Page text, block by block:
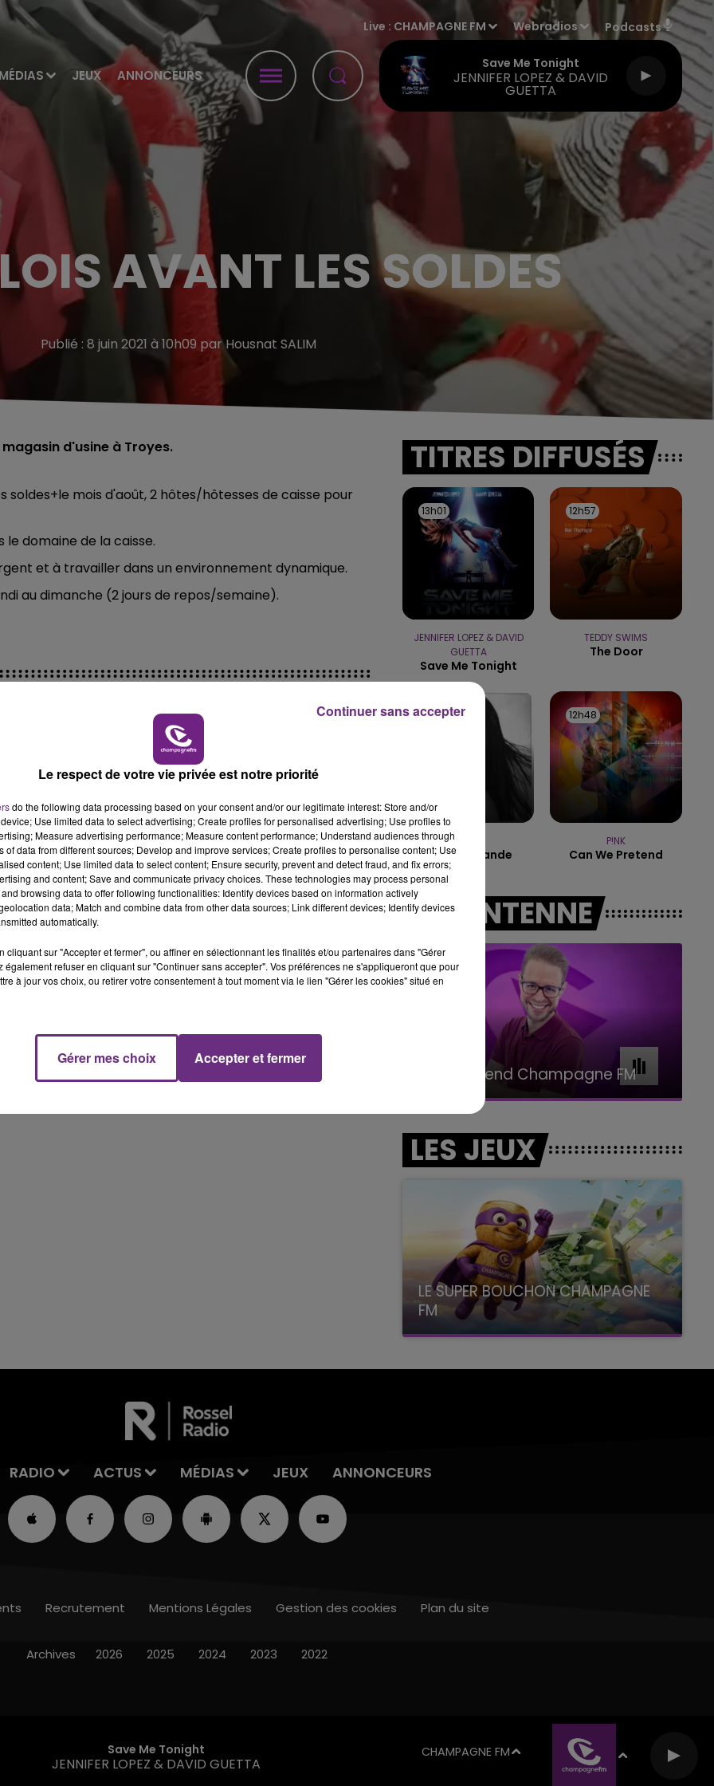
MÉDIAS JEUX ANNONCEURS
Live : CHAMPAGNE FM Webradios Podcasts
Save Me Tonight
JENNIFER LOPEZ & DAVID
GUETTA
16h00 - 20h00
LE WEEK-END CHAMPAGNE FM
AVANT LES SOLDES
Publié : 8 juin 2021 à 10h09 par Housnat SALIM
d'usine à Troyes.
soldes+le mois d'août, 2 hôtes/hôtesses de caisse pour
domaine de la caisse.
et à travailler dans un environnement dynamique.
au dimanche (2 jours de repos/semaine).
LE MAGASIN JOUÉCLUB DE REIMS FERME
SES PORTES
C'était l'une des institutions du centre-ville
rémois. Le magasin JouéClub est contraint de
fermer ses portes.
TITRES DIFFUSÉS
13h01
13h01
JENNIFER LOPEZ & DAVID
GUETTA
Save Me Tonight
12h57
12h57
TEDDY SWIMS
The Door
12h50
12h50
AMBRE
J'me Demande
12h48
12h48
P!NK
Can We Pretend
A L'ANTENNE
7h00 - 11h00
BEST OF Le week-end Champagne FM
LES JEUX
LE SUPER BOUCHON CHAMPAGNE
FM
avec La Famille Champagne FM, à 8H10
RADIO ACTUS MÉDIAS JEUX ANNONCEURS
Save Me Tonight
JENNIFER LOPEZ & DAVID GUETTA
CHAMPAGNE FM
Recrutement Mentions Légales Gestion des cookies Plan du site
Archives 2026 2025 2024 2023 2022
Le respect de votre vie privée est notre priorité
do the following data processing based on your consent and/or our legitimate interest: Store and/or
Use limited data to select advertising; Create profiles for personalised advertising; Use profiles to
Measure advertising performance; Measure content performance; Understand audiences through
of data from different sources; Develop and improve services; Create profiles to personalise content; Use
content; Use limited data to select content; Ensure security, prevent and detect fraud, and fix errors;
and content; Save and communicate privacy choices. These technologies may process personal
browsing data to offer following functionalities: Identify devices based on information actively
data; Match and combine data from other data sources; Link different devices; Identify devices
automatically.
cliquant sur "Accepter et fermer", ou affiner en sélectionnant les finalités et/ou partenaires dans "Gérer
également refuser en cliquant sur "Continuer sans accepter". Vos préférences ne s'appliqueront que pour
à jour vos choix, ou retirer votre consentement à tout moment via le lien "Gérer les cookies" situé en
Gérer mes choix Accepter et fermer
Continuer sans accepter